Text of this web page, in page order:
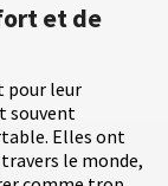
et de
pour leur
souvent
Elles ont
le monde,